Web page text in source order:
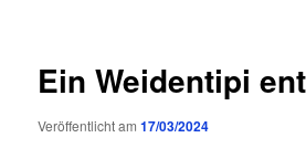
Ein Weidentipi
Veröffentlicht am17/03/2024